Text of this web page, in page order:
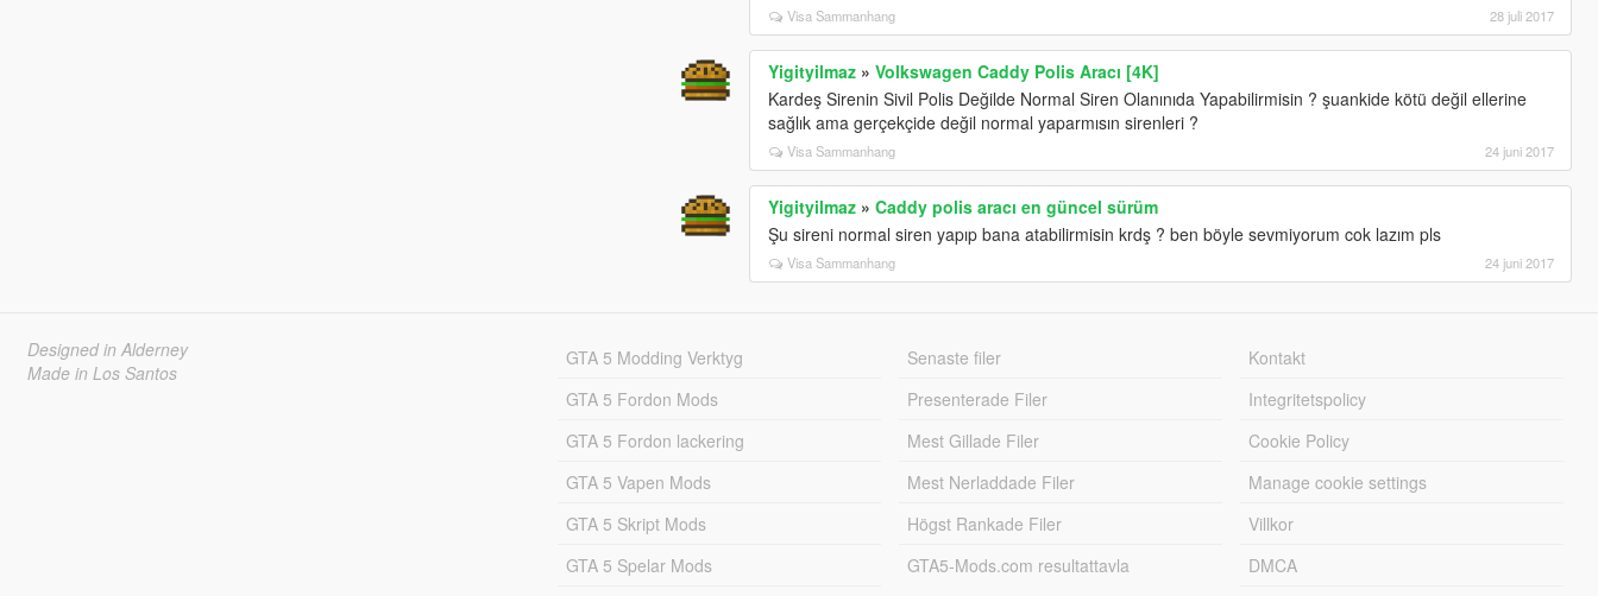
Visa Sammanhang 28 juli 2017
Yigityilmaz »Volkswagen Caddy Polis Aracı [4K]
Kardeş Sirenin Sivil Polis Değilde Normal Siren Olanınıda Yapabilirmisin ? şuankide kötü değil ellerine
sağlık ama gerçekçide değil normal yaparmısın sirenleri ?
Visa Sammanhang 24 juni 2017
Yigityilmaz »Caddy polis aracı en güncel sürüm
Şu sireni normal siren yapıp bana atabilirmisin krdş ? ben böyle sevmiyorum cok lazım pls
Visa Sammanhang 24 juni 2017
Designed in Alderney
Made in Los Santos
GTA 5 Modding Verktyg
GTA 5 Fordon Mods
GTA 5 Fordon lackering
GTA 5 Vapen Mods
GTA 5 Skript Mods
GTA 5 Spelar Mods
Senaste filer
Presenterade Filer
Mest Gillade Filer
Mest Nerladdade Filer
Högst Rankade Filer
GTA5-Mods.com resultattavla
Kontakt
Integritetspolicy
Cookie Policy
Manage cookie settings
Villkor
DMCA